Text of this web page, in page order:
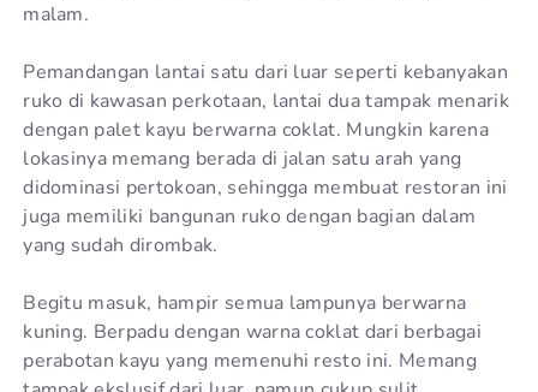
malam.
Pemandangan lantai satu dari luar seperti kebanyakan
ruko di kawasan perkotaan, lantai dua tampak menarik
dengan palet kayu berwarna coklat. Mungkin karena
lokasinya memang berada di jalan satu arah yang
didominasi pertokoan, sehingga membuat restoran ini
juga memiliki bangunan ruko dengan bagian dalam
yang sudah dirombak.
Begitu masuk, hampir semua lampunya berwarna
kuning. Berpadu dengan warna coklat dari berbagai
perabotan kayu yang memenuhi resto ini. Memang